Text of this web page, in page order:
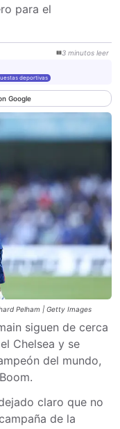
para el
3 minutos leer
deportivas
Google
Pelham | Getty Images
siguen de cerca
Chelsea y se
del mundo,
claro que no
de la